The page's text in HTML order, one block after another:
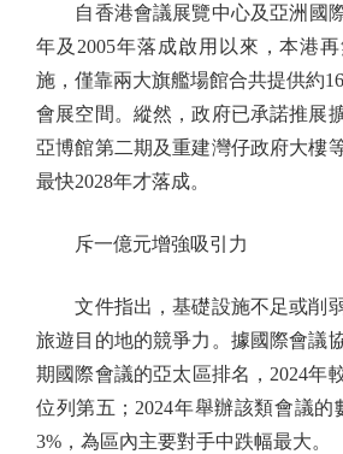
自香港會議展覽中心及亞洲國際
年及2005年落成啟用以來，本港
施，僅靠兩大旗艦場館合共提供約
會展空間。縱然，政府已承諾推展
亞博館第二期及重建灣仔政府大樓
最快2028年才落成。
斥一億元增強吸引力
文件指出，基礎設施不足或削
旅遊目的地的競爭力。據國際會議
期國際會議的亞太區排名，2024年
位列第五；2024年舉辦該類會議的
3%，為區內主要對手中跌幅最大。